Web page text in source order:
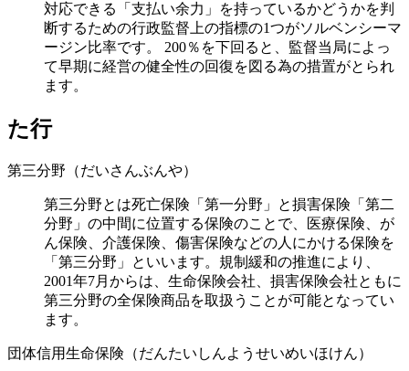
対応できる「支払い余力」を持っているかどうかを判
断するための行政監督上の指標の1つがソルベンシーマ
ージン比率です。 200％を下回ると、監督当局によっ
て早期に経営の健全性の回復を図る為の措置がとられ
ます。
た行
第三分野（だいさんぶんや）
第三分野とは死亡保険「第一分野」と損害保険「第二
分野」の中間に位置する保険のことで、医療保険、が
ん保険、介護保険、傷害保険などの人にかける保険を
「第三分野」といいます。規制緩和の推進により、
2001年7月からは、生命保険会社、損害保険会社ともに
第三分野の全保険商品を取扱うことが可能となってい
ます。
団体信用生命保険（だんたいしんようせいめいほけん）